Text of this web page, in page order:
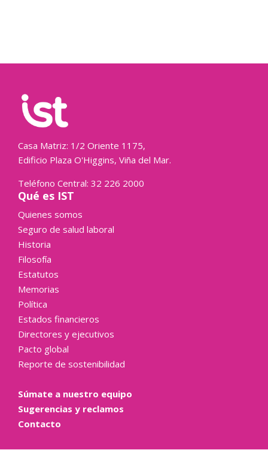
Casa Matriz: 1/2 Oriente 1175,
Edificio Plaza O'Higgins, Viña del Mar.
Teléfono Central: 32 226 2000
Qué es IST
Quienes somos
Seguro de salud laboral
Historia
Filosofía
Estatutos
Memorias
Política
Estados financieros
Directores y ejecutivos
Pacto global
Reporte de sostenibilidad
Súmate a nuestro equipo
Sugerencias y reclamos
Contacto